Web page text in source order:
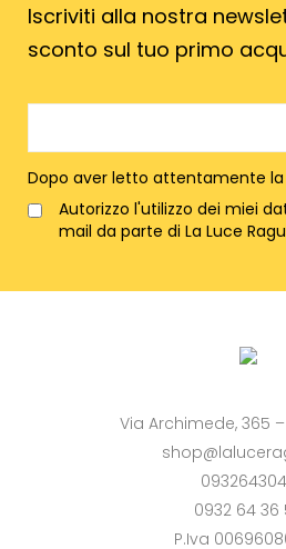
Iscriviti alla nostra
sconto sul tuo primo
Dopo aver letto attentamente la
Autorizzo l'utilizzo dei miei
mail da parte di La Luce
Via Archimede, 365
0932 64 36
P.Iva